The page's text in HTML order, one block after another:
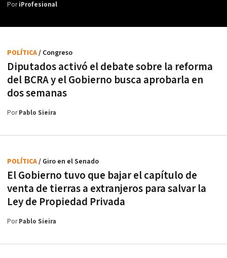
PoriProfesional
Diputados activó el debate sobre la reforma
del BCRA y el Gobierno busca aprobarla en
dos semanas
POLÍTICA/ Congreso
PorPablo Sieira
El Gobierno tuvo que bajar el capítulo de
venta de tierras a extranjeros para salvar la
Ley de Propiedad Privada
POLÍTICA/ Giro en el Senado
PorPablo Sieira